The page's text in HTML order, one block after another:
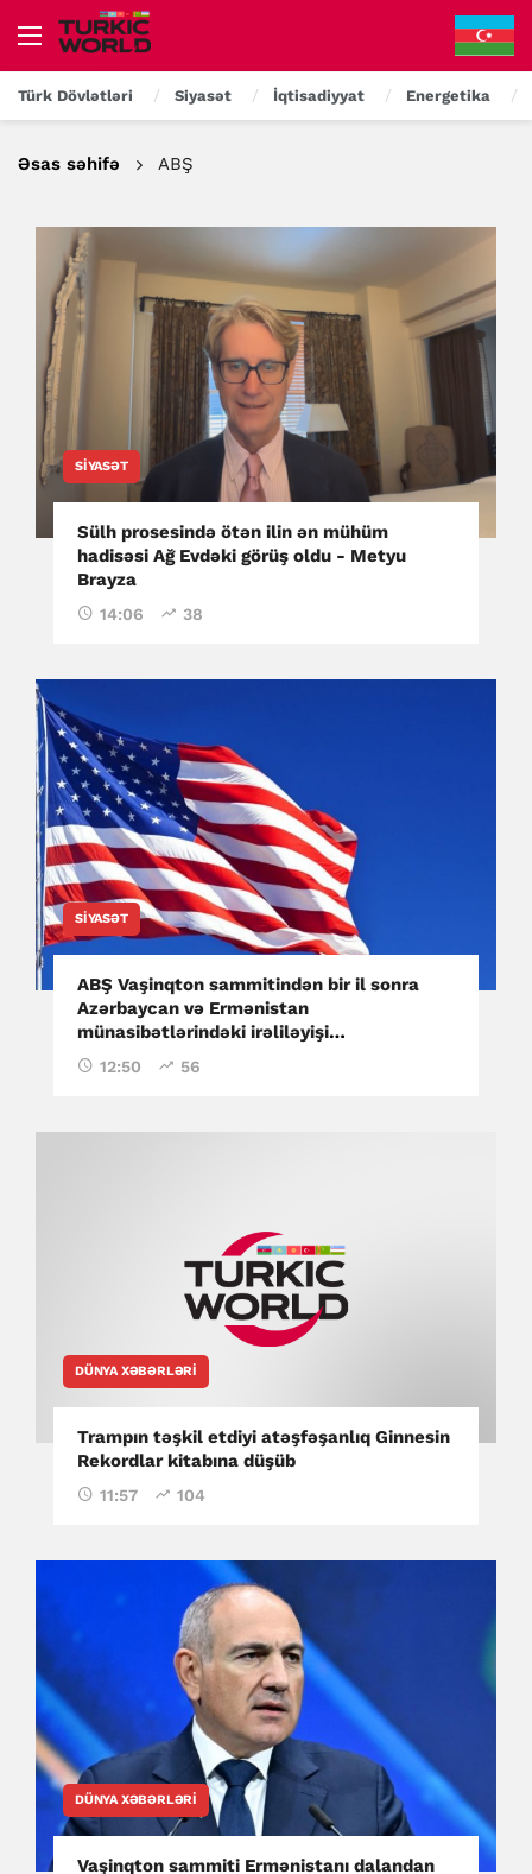
Türk Dövlətləri Siyasət İqtisadiyyat Energetika
Əsas səhifə ABŞ
SIYASƏT
Sülh prosesində ötən ilin ən mühüm
hadisəsi Ağ Evdəki görüş oldu - Metyu
Brayza
14:06 38
SIYASƏT
ABŞ Vaşinqton sammitindən bir il sonra
Azərbaycan və Ermənistan
münasibətlərindəki irəliləyişi
qiymətləndirib
12:50 56
DÜNYA XƏBƏRLƏRI
Trampın təşkil etdiyi atəşfəşanlıq Ginnesin
Rekordlar kitabına düşüb
11:57 104
DÜNYA XƏBƏRLƏRI
Vaşinqton sammiti Ermənistanı dalandan